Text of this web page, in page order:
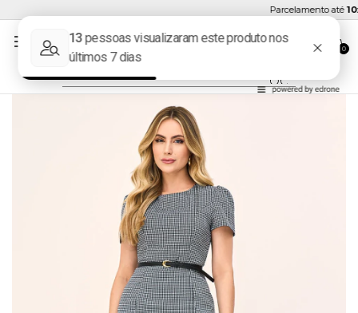
Parcelamento até10x
0